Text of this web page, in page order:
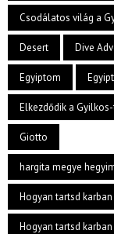
Csodálatos világ a
Desert Dive
Egyiptom
Elkezdődik a
Giotto
hargita megye
Hogyan tartsd
Hogyan tartsd